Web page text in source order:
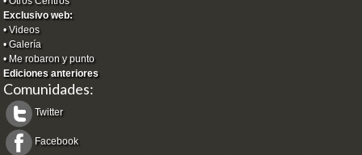
Exclusivo web:
•Videos
•Galería
• Me robaron y punto
Ediciones anteriores
Comunidades:
Twitter
Facebook